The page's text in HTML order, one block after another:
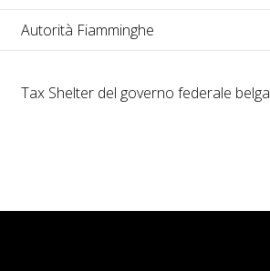
Autorità Fiamminghe
Tax Shelter del governo federale belga